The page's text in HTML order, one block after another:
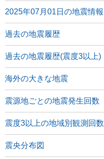
2025年07月01日の地震情報
過去の地震履歴
過去の地震履歴(震度3以上)
海外の大きな地震
震源地ごとの地震発生回数
震度3以上の地域別観測回数
震央分布図